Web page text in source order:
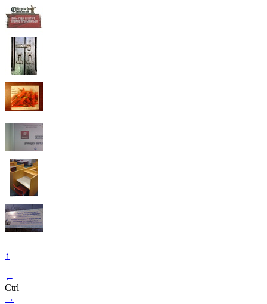
↑
←
Ctrl
→